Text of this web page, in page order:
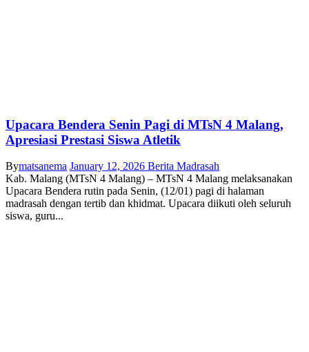
Upacara Bendera Senin Pagi di MTsN 4 Malang,
Apresiasi Prestasi Siswa Atletik
Bymatsanema January 12, 2026 Berita Madrasah
Kab. Malang (MTsN 4 Malang) – MTsN 4 Malang melaksanakan
Upacara Bendera rutin pada Senin, (12/01) pagi di halaman
madrasah dengan tertib dan khidmat. Upacara diikuti oleh seluruh
siswa, guru...